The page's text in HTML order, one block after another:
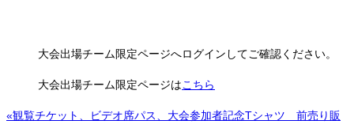
大会出場チーム限定ページへログインしてご確認ください。
大会出場チーム限定ページはこちら
«観覧チケット、ビデオ席パス、大会参加者記念Tシャツ 前売り販